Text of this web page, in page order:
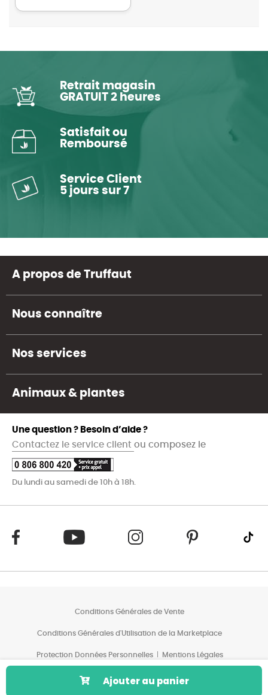
Ajouter au panier
Retrait magasin
GRATUIT 2 heures
Satisfait ou
Remboursé
Service Client
5 jours sur 7
A propos de Truffaut
Nous connaître
Nos services
Animaux & plantes
Une question ? Besoin d’aide ?
Contactez le service client ou composez le
Du lundi au samedi de 10h à 18h.
Conditions Générales de Vente
Conditions Générales d'Utilisation de la Marketplace
Protection Données Personnelles Mentions Légales
Conditions des Offres*